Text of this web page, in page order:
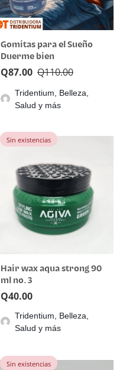
Gomitas para el Sueño
Duerme bien
Q110.00
Q87.00
Tridentium, Belleza,
Salud y más
Sin existencias
Hair wax aqua strong 90
ml no. 3
Q40.00
Tridentium, Belleza,
Salud y más
Sin existencias